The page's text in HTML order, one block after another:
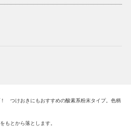
つけおきにもおすすめの酸素系粉末タイプ。色柄
もとから落とします。